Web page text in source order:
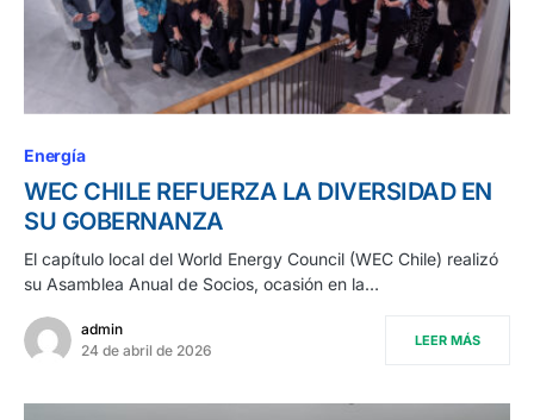
Energía
WEC CHILE REFUERZA LA DIVERSIDAD EN
SU GOBERNANZA
El capítulo local del World Energy Council (WEC Chile) realizó
su Asamblea Anual de Socios, ocasión en la…
admin
24 de abril de 2026
LEER MÁS